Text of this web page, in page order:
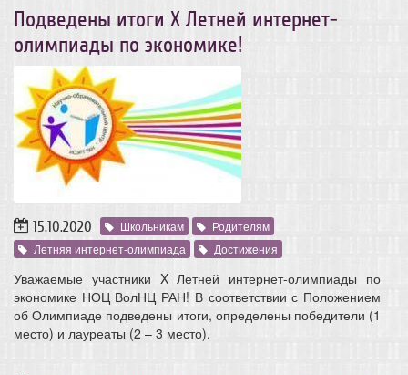
Подведены итоги X Летней интернет-
олимпиады по экономике!
15.10.2020 Школьникам
Родителям
Летняя интернет-олимпиада
Достижения
Уважаемые участники X Летней интернет-олимпиады по
экономике НОЦ ВолНЦ РАН! В соответствии с Положением
об Олимпиаде подведены итоги, определены победители (1
место) и лауреаты (2 – 3 место).